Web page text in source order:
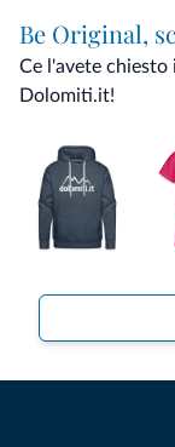
Be Original,
Ce l'avete
Dolomiti.it!